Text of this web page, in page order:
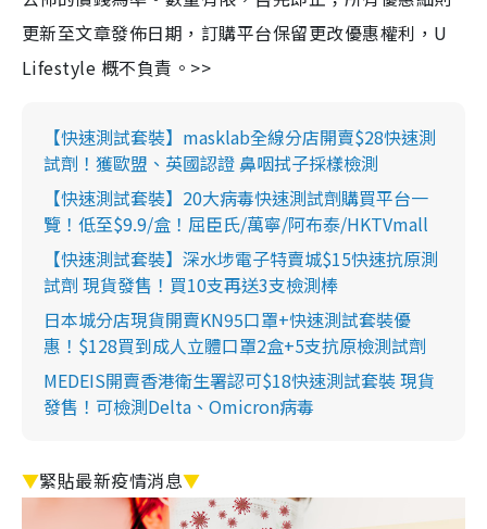
更新至文章發佈日期，訂購平台保留更改優惠權利，U
Lifestyle 概不負責。>>
【快速測試套裝】masklab全線分店開賣$28快速測
試劑！獲歐盟、英國認證 鼻咽拭子採樣檢測
【快速測試套裝】20大病毒快速測試劑購買平台一
覽！低至$9.9/盒！屈臣氏/萬寧/阿布泰/HKTVmall
【快速測試套裝】深水埗電子特賣城$15快速抗原測
試劑 現貨發售！買10支再送3支檢測棒
日本城分店現貨開賣KN95口罩+快速測試套裝優
惠！$128買到成人立體口罩2盒+5支抗原檢測試劑
MEDEIS開賣香港衛生署認可$18快速測試套裝 現貨
發售！可檢測Delta、Omicron病毒
▼緊貼最新疫情消息▼